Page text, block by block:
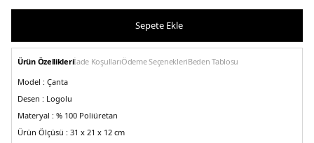
Sepete Ekle
Ürün Özellikleriİade KoşullarıÖdeme SeçenekleriBeden Tablosu
Model : Çanta
Desen : Logolu
Materyal : % 100 Poliüretan
Ürün Ölçüsü : 31 x 21 x 12 cm